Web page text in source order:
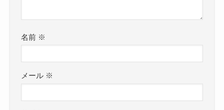
名前 ※
メール ※